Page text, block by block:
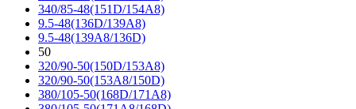
340/85-48(151D/154A8)
9.5-48(136D/139A8)
9.5-48(139A8/136D)
50
320/90-50(150D/153A8)
320/90-50(153A8/150D)
380/105-50(168D/171A8)